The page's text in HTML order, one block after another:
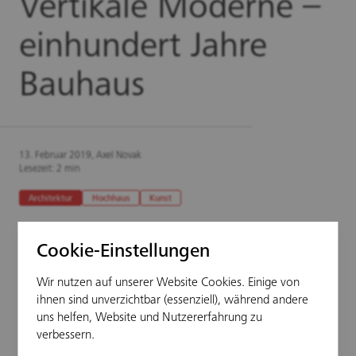
Cookie-Einstellungen
Wir nutzen auf unserer Website Cookies. Einige von
ihnen sind unverzichtbar (essenziell), während andere
uns helfen, Website und Nutzererfahrung zu
verbessern.
Vertikale Moderne –
einhundert Jahre
Bauhaus
13. Februar 2019, Axel Novak
Lesezeit: 2 min
Architektur Hochhaus Kunst
Nichts weniger als den Aufbruch in die
Moderne versprach das Bauhaus: 1919
gründete der Berliner Architekt Walter